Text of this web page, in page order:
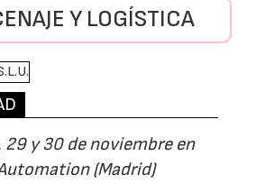
Y LOGÍSTICA
29 y 30 de noviembre en
(Madrid)